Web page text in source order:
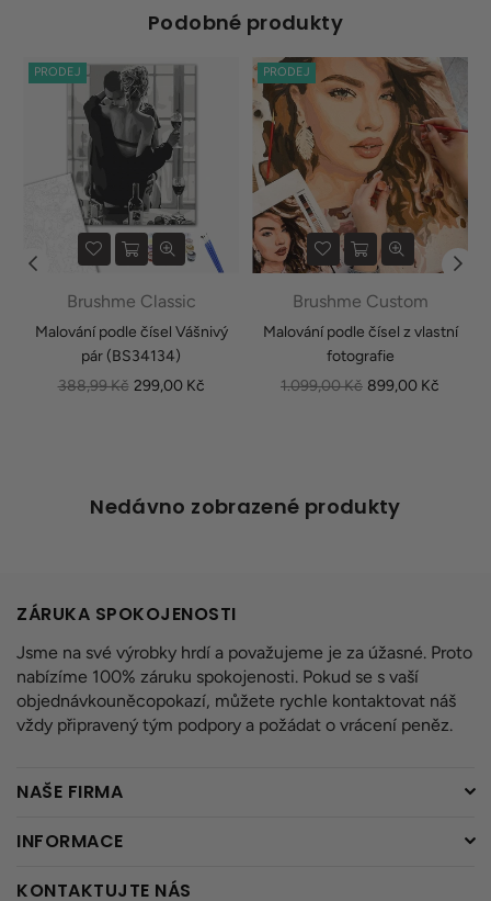
Podobné produkty
PRODEJ
Brushme Classic
Malování podle čísel Vášnivý
pár (BS34134)
Běžná
388,99 Kč 299,00 Kč
PRODEJ
Brushme Custom
Malování podle čísel z vlastní
fotografie
Běžná
1.099,00 Kč 899,00 Kč
Nedávno zobrazené produkty
ZÁRUKA SPOKOJENOSTI
Jsme na své výrobky hrdí a považujeme je za úžasné. Proto
nabízíme 100% záruku spokojenosti. Pokud se s vaší
objednávkouněcopokazí, můžete rychle kontaktovat náš
vždy připravený tým podpory a požádat o vrácení peněz.
NAŠE FIRMA
INFORMACE
KONTAKTUJTE NÁS